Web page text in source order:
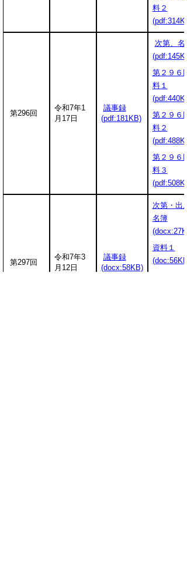
料２
第296回
令和7年1
月17日
議事録
(pdf:181KB)
次第、名
第２９６
料１
第２９６
料２
第２９６
料３
(
第297回
令和7年3
月12日
議事録
(docx:58KB)
次第・出
名簿
資料１
(doc:56KB)